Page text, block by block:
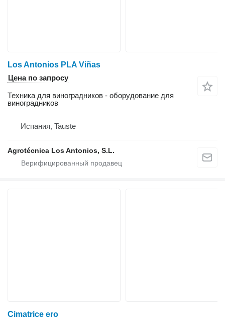
Los Antonios PLA Viñas
Цена по запросу
Техника для виноградников - оборудование для
виноградников
Испания, Tauste
Agrotécnica Los Antonios, S.L.
Cimatrice ero